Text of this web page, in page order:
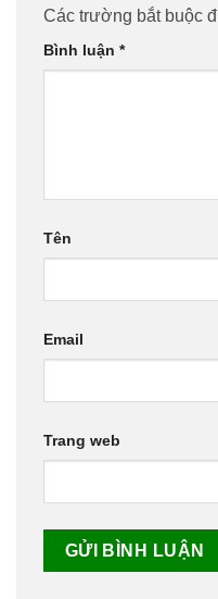
Các trường bắt buộc
Bình luận *
Tên
Email
Trang web